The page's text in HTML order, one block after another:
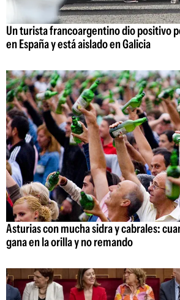
Un turista francoargentino dio positivo
en España y está aislado en Galicia
Asturias con mucha sidra y cabrales:
gana en la orilla y no remando